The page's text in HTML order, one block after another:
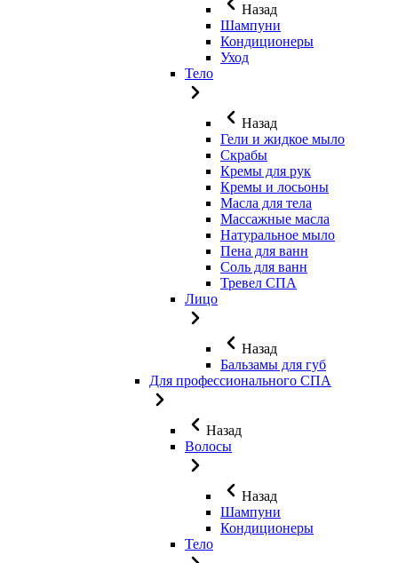
Назад
Шампуни
Кондиционеры
Уход
Тело
Назад
Гели и жидкое мыло
Скрабы
Кремы для рук
Кремы и лосьоны
Масла для тела
Массажные масла
Натуральное мыло
Пена для ванн
Соль для ванн
Тревел СПА
Лицо
Назад
Бальзамы для губ
Для профессионального СПА
Назад
Волосы
Назад
Шампуни
Кондиционеры
Тело